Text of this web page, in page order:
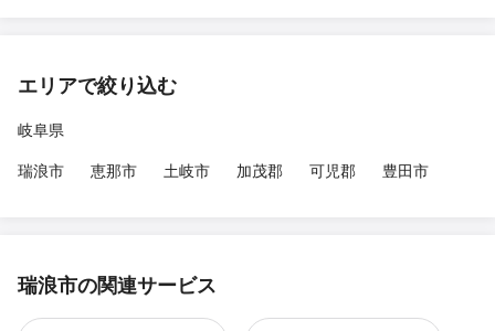
エリアで絞り込む
岐阜県
瑞浪市
恵那市 土岐市 加茂郡 可児郡 豊田市
瑞浪市の関連サービス